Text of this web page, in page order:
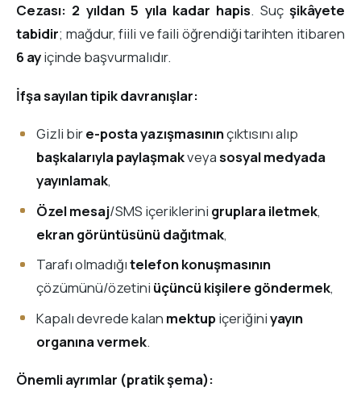
Cezası: 2 yıldan 5 yıla kadar hapis. Suç şikâyete
tabidir; mağdur, fiili ve faili öğrendiği tarihten itibaren
6 ayiçinde başvurmalıdır.
İfşa sayılan tipik davranışlar:
Gizli bire-posta yazışmasınınçıktısını alıp
başkalarıyla paylaşmakveyasosyal medyada
yayınlamak,
Özel mesaj/SMS içeriklerini gruplara iletmek,
ekran görüntüsünü dağıtmak,
Tarafı olmadığıtelefon konuşmasının
çözümünü/özetini üçüncü kişilere göndermek,
Kapalı devrede kalan mektupiçeriğiniyayın
organına vermek.
Önemli ayrımlar (pratik şema):